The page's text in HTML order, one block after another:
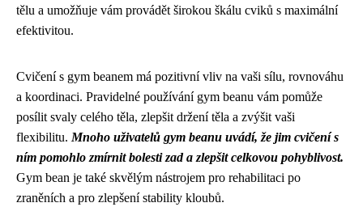
tělu a umožňuje vám provádět širokou škálu cviků s maximální
efektivitou.
Cvičení s gym beanem má pozitivní vliv na vaši sílu, rovnováhu
a koordinaci. Pravidelné používání gym beanu vám pomůže
posílit svaly celého těla, zlepšit držení těla a zvýšit vaši
flexibilitu. Mnoho uživatelů gym beanu uvádí, že jim cvičení s
ním pomohlo zmírnit bolesti zad a zlepšit celkovou pohyblivost.
Gym bean je také skvělým nástrojem pro rehabilitaci po
zraněních a pro zlepšení stability kloubů.